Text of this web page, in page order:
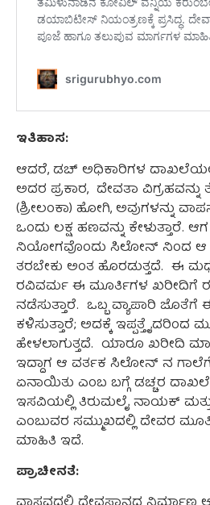
ಇತಿಹಾಸ:
ಆದರೆ, ಡಚ್ ಅಧಿಕಾರಿಗಳ
ಅದರ ಪ್ರಕಾರ, ದೇವತಾ
(ಶ್ರೀಲಂಕಾ) ಹೋಗಿ, ಅವುಗಳನ್ನು
ಒಂದು ಲಕ್ಷ ಹಣವನ್ನು ಕೇಳುತ್ತಾರೆ.
ನಿಯೋಗವೊಂದು ಸಿಲೋನ್ ನಿಂದ ಆ
ತರಬೇಕು ಅಂತ ಹೊರಡುತ್ತದೆ. ಈ
ರವಿವರ್ಮ ಈ ಮೂರ್ತಿಗಳ ಖರೀದಿಗೆ
ನಡೆಸುತ್ತಾರೆ. ಒಬ್ಬ ವ್ಯಾಪಾರಿ
ಕಳಿಸುತ್ತಾರೆ; ಅದಕ್ಕೆ
ಹೇಳಲಾಗುತ್ತದೆ. ಯಾರೂ ಖರೀದಿ
ಇದ್ದಾಗ ಆ ವರ್ತಕ ಸಿಲೋನ್ ನ ಗಾಲೆಗೆ
ಏನಾಯಿತು ಎಂಬ ಬಗ್ಗೆ ಡಚ್ಚರ
ಇಸವಿಯಲ್ಲಿ ತಿರುಮಲೈ ನಾಯಕ್
ಎಂಬುವರ ಸಮ್ಮುಖದಲ್ಲಿ ದೇವರ
ಮಾಹಿತಿ ಇದೆ.
ಪ್ರಾಚೀನತೆ: